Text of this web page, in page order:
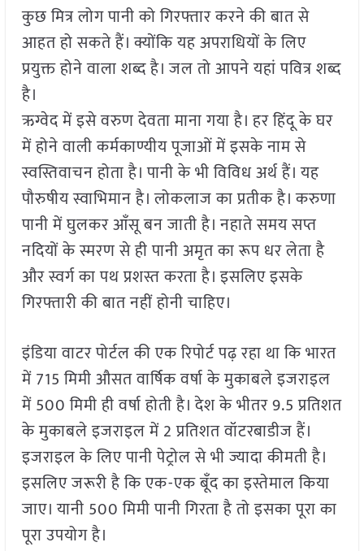
कुछ मित्र लोग पानी को गिरफ्तार करने की बात से
आहत हो सकते हैं। क्योंकि यह अपराधियों के लिए
प्रयुक्त होने वाला शब्द है। जल तो आपने यहां पवित्र शब्द
है।
ऋग्वेद में इसे वरुण देवता माना गया है। हर हिंदू के घर
में होने वाली कर्मकाण्यीय पूजाओं में इसके नाम से
स्वस्तिवाचन होता है। पानी के भी विविध अर्थ हैं। यह
पौरुषीय स्वाभिमान है। लोकलाज का प्रतीक है। करुणा
पानी में घुलकर आँसू बन जाती है। नहाते समय सप्त
नदियों के स्मरण से ही पानी अमृत का रूप धर लेता है
और स्वर्ग का पथ प्रशस्त करता है। इसलिए इसके
गिरफ्तारी की बात नहीं होनी चाहिए।
इंडिया वाटर पोर्टल की एक रिपोर्ट पढ़ रहा था कि भारत
में 715 मिमी औसत वार्षिक वर्षा के मुकाबले इजराइल
में 500 मिमी ही वर्षा होती है। देश के भीतर 9.5 प्रतिशत
के मुकाबले इजराइल में 2 प्रतिशत वॉटरबाडीज हैं।
इजराइल के लिए पानी पेट्रोल से भी ज्यादा कीमती है।
इसलिए जरूरी है कि एक-एक बूँद का इस्तेमाल किया
जाए। यानी 500 मिमी पानी गिरता है तो इसका पूरा का
पूरा उपयोग है।